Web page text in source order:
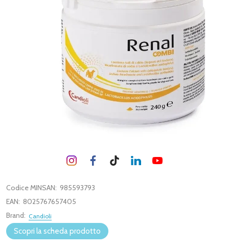
Codice MINSAN: 985593793
EAN: 8025767657405
Brand: Candioli
Scopri la scheda prodotto